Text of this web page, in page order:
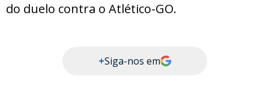
do duelo contra o Atlético-GO.
+Siga-nos em